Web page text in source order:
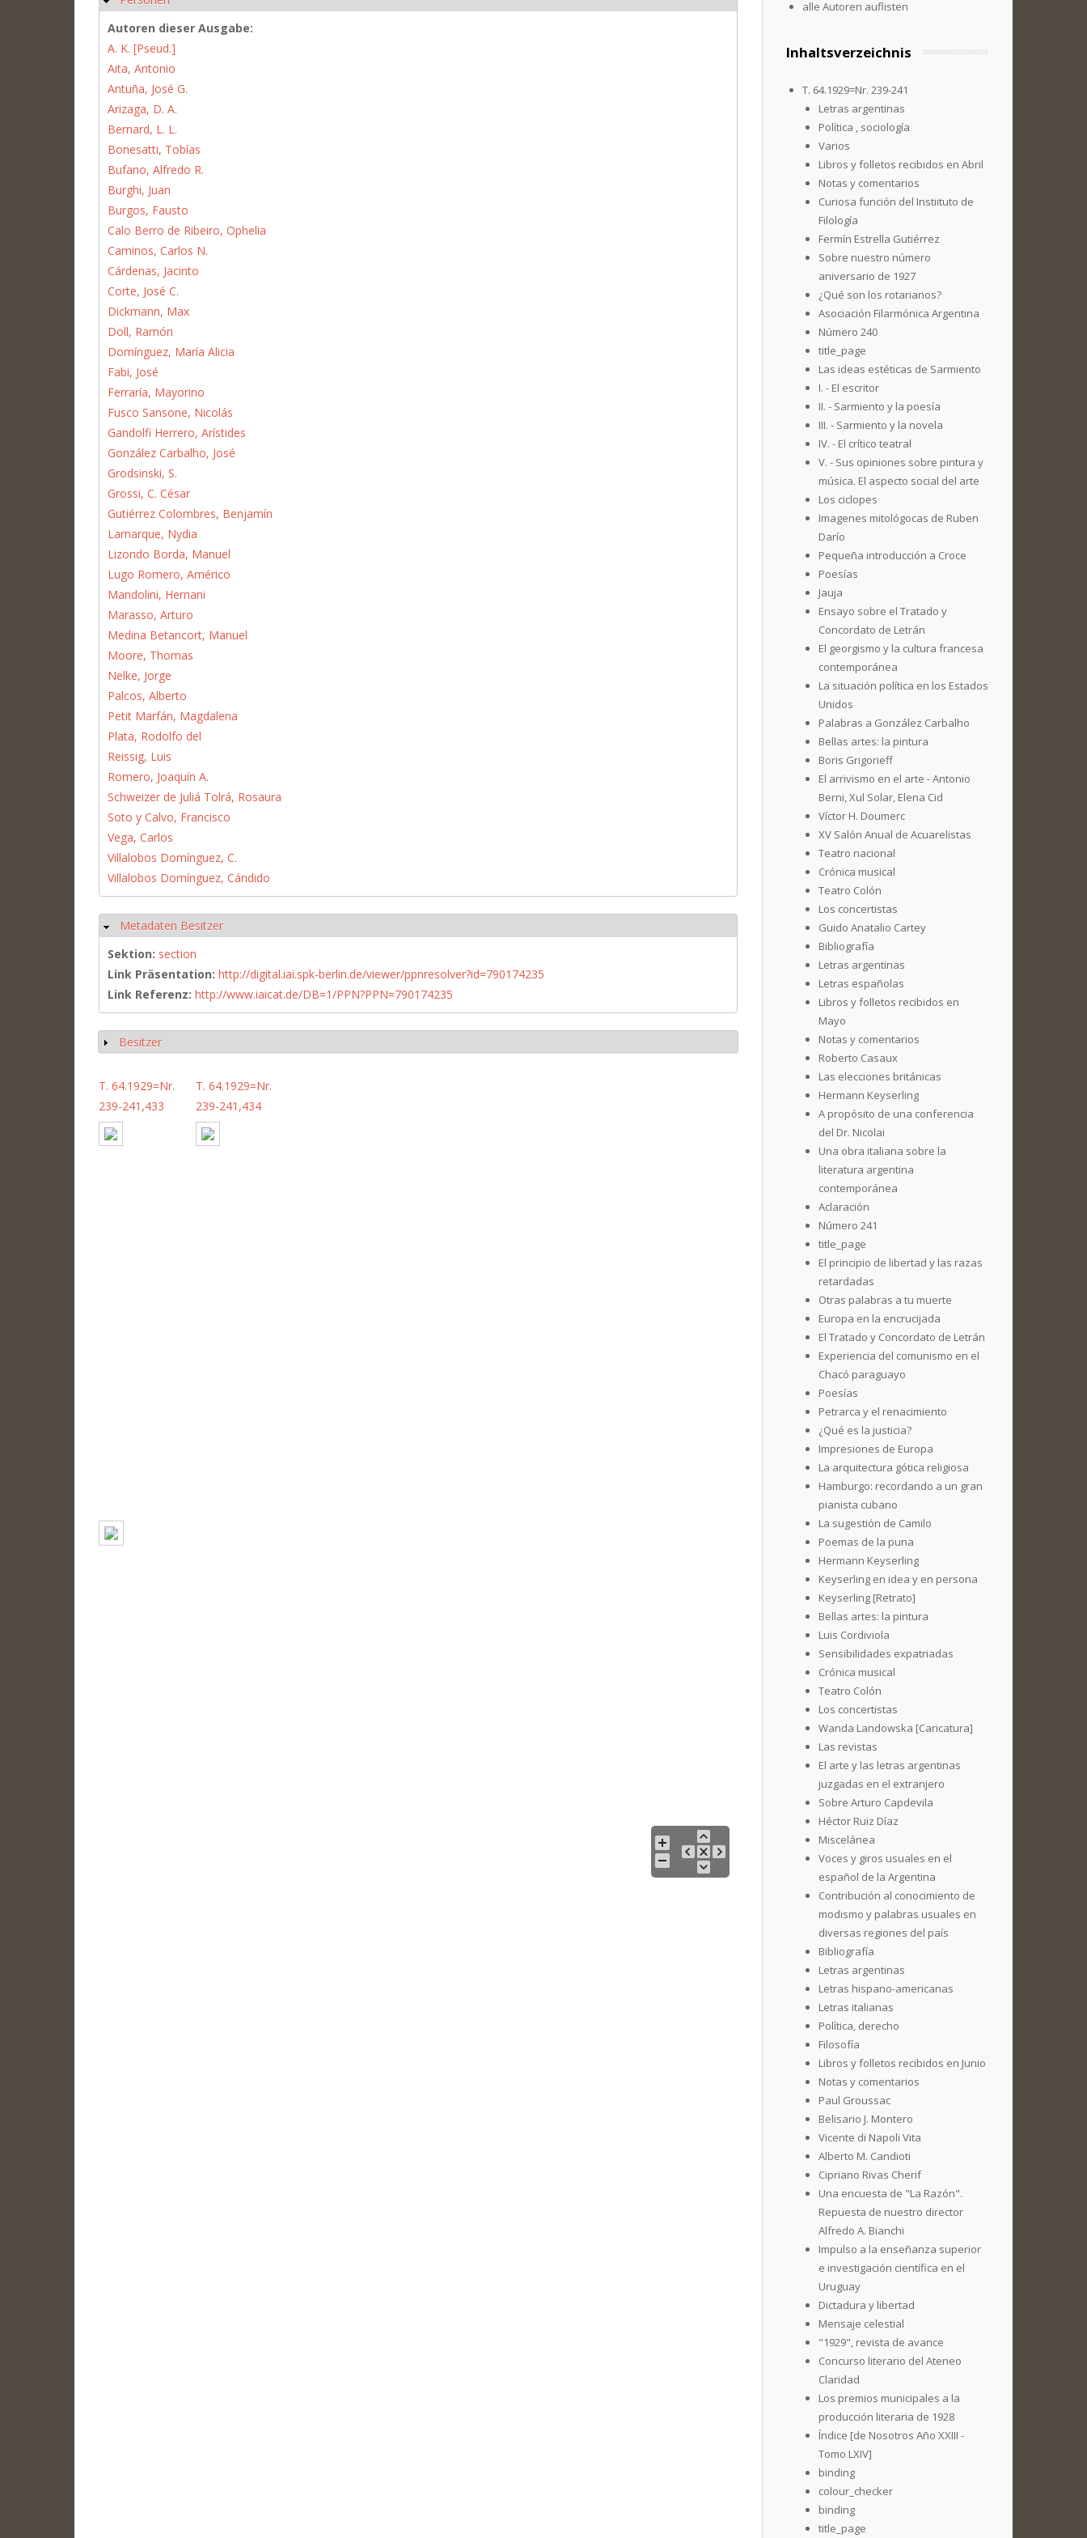
Autoren dieser Ausgabe:
A. K. [Pseud.]
Aita, Antonio
Antuña, José G.
Arizaga, D. A.
Bernard, L. L.
Bonesatti, Tobías
Bufano, Alfredo R.
Burghi, Juan
Burgos, Fausto
Calo Berro de Ribeiro, Ophelia
Caminos, Carlos N.
Cárdenas, Jacinto
Corte, José C.
Dickmann, Max
Doll, Ramón
Domínguez, María Alicia
Fabi, José
Ferraría, Mayorino
Fusco Sansone, Nicolás
Gandolfi Herrero, Arístides
González Carbalho, José
Grodsinski, S.
Grossi, C. César
Gutiérrez Colombres, Benjamín
Lamarque, Nydia
Lizondo Borda, Manuel
Lugo Romero, Américo
Mandolini, Hernani
Marasso, Arturo
Medina Betancort, Manuel
Moore, Thomas
Nelke, Jorge
Palcos, Alberto
Petit Marfán, Magdalena
Plata, Rodolfo del
Reissig, Luis
Romero, Joaquín A.
Schweizer de Juliá Tolrá, Rosaura
Soto y Calvo, Francisco
Vega, Carlos
Villalobos Domínguez, C.
Villalobos Domínguez, Cándido
Ausblenden
Metadaten Besitzer
Sektion: section
Link Präsentation: http://digital.iai.spk-berlin.de/viewer/ppnresolver?id=790174235
Link Referenz: http://www.iaicat.de/DB=1/PPN?PPN=790174235
Anzeigen
Besitzer
T. 64.1929=Nr.
239-241,433
T. 64.1929=Nr.
239-241,434
alle Autoren auflisten
Inhaltsverzeichnis
T. 64.1929=Nr. 239-241
Letras argentinas
Política , sociología
Varios
Libros y folletos recibidos en Abril
Notas y comentarios
Curiosa función del Instiituto de
Filología
Fermín Estrella Gutiérrez
Sobre nuestro número
aniversario de 1927
¿Qué son los rotarianos?
Asociación Filarmónica Argentina
Número 240
title_page
Las ideas estéticas de Sarmiento
I. - El escritor
II. - Sarmiento y la poesía
III. - Sarmiento y la novela
IV. - El crítico teatral
V. - Sus opiniones sobre pintura y
música. El aspecto social del arte
Los ciclopes
Imagenes mitológocas de Ruben
Darío
Pequeña introducción a Croce
Poesías
Jauja
Ensayo sobre el Tratado y
Concordato de Letrán
El georgismo y la cultura francesa
contemporánea
La situación política en los Estados
Unidos
Palabras a González Carbalho
Bellas artes: la pintura
Boris Grigorieff
El arrivismo en el arte - Antonio
Berni, Xul Solar, Elena Cid
Víctor H. Doumerc
XV Salón Anual de Acuarelistas
Teatro nacional
Crónica musical
Teatro Colón
Los concertistas
Guido Anatalio Cartey
Bibliografía
Letras argentinas
Letras españolas
Libros y folletos recibidos en
Mayo
Notas y comentarios
Roberto Casaux
Las elecciones británicas
Hermann Keyserling
A propósito de una conferencia
del Dr. Nicolai
Una obra italiana sobre la
literatura argentina
contemporánea
Aclaración
Número 241
title_page
El principio de libertad y las razas
retardadas
Otras palabras a tu muerte
Europa en la encrucijada
El Tratado y Concordato de Letrán
Experiencia del comunismo en el
Chacó paraguayo
Poesías
Petrarca y el renacimiento
¿Qué es la justicia?
Impresiones de Europa
La arquitectura gótica religiosa
Hamburgo: recordando a un gran
pianista cubano
La sugestión de Camilo
Poemas de la puna
Hermann Keyserling
Keyserling en idea y en persona
Keyserling [Retrato]
Bellas artes: la pintura
Luis Cordiviola
Sensibilidades expatriadas
Crónica musical
Teatro Colón
Los concertistas
Wanda Landowska [Caricatura]
Las revistas
El arte y las letras argentinas
juzgadas en el extranjero
Sobre Arturo Capdevila
Héctor Ruiz Díaz
Miscelánea
Voces y giros usuales en el
español de la Argentina
Contribución al conocimiento de
modismo y palabras usuales en
diversas regiones del país
Bibliografía
Letras argentinas
Letras hispano-americanas
Letras italianas
Política, derecho
Filosofía
Libros y folletos recibidos en Junio
Notas y comentarios
Paul Groussac
Belisario J. Montero
Vicente di Napoli Vita
Alberto M. Candioti
Cipriano Rivas Cherif
Una encuesta de "La Razón".
Repuesta de nuestro director
Alfredo A. Bianchi
Impulso a la enseñanza superior
e investigación científica en el
Uruguay
Dictadura y libertad
Mensaje celestial
"1929", revista de avance
Concurso literario del Ateneo
Claridad
Los premios municipales a la
producción literaria de 1928
Índice [de Nosotros Año XXIII -
Tomo LXIV]
binding
colour_checker
binding
title_page